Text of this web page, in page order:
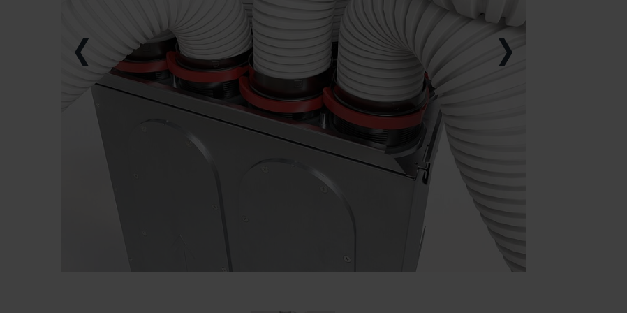
Zehnder Group Nederland bv: Privacyverklaringen
Zehnder Group Sales International: Privacy Policy
Zehnder Group Schweiz AG: Datenschutz
Zehnder Polska Sp. z o.o.: Oświadczenie o ochronie danych Zehnder
Zehnder Group UK Limited: Privacy Policy